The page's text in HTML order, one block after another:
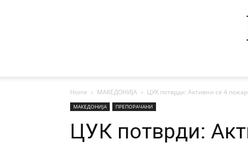
Home МАКЕДОНИЈА ЦУК потврди: Активни се 4
МАКЕДОНИЈА ПРЕПОРАЧАНИ
ЦУК потврди: